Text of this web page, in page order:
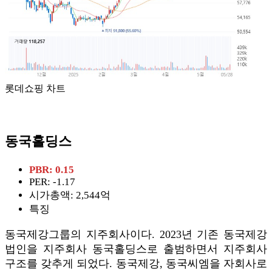
롯데쇼핑 차트
동국홀딩스
PBR: 0.15
PER: -1.17
시가총액: 2,544억
특징
동국제강그룹의 지주회사이다. 2023년 기존 동국제강
법인을 지주회사 동국홀딩스로 출범하면서 지주회사
구조를 갖추게 되었다. 동국제강, 동국씨엠을 자회사로